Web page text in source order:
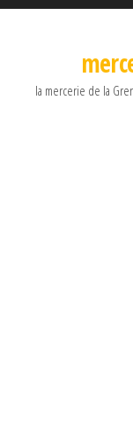
la mercerie de la